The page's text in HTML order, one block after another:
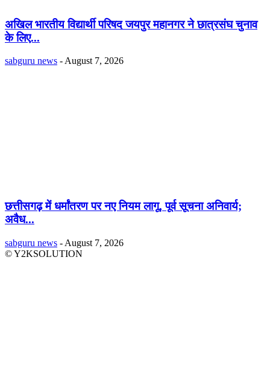
अखिल भारतीय विद्यार्थी परिषद जयपुर महानगर ने छात्रसंघ चुनाव
के लिए...
sabguru news - August 7, 2026
छत्तीसगढ़ में धर्मांतरण पर नए नियम लागू, पूर्व सूचना अनिवार्य;
अवैध...
sabguru news - August 7, 2026
© Y2KSOLUTION